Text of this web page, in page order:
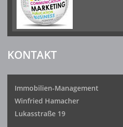
KONTAKT
Immobilien-Management
Winfried Hamacher
Lukasstraße 19